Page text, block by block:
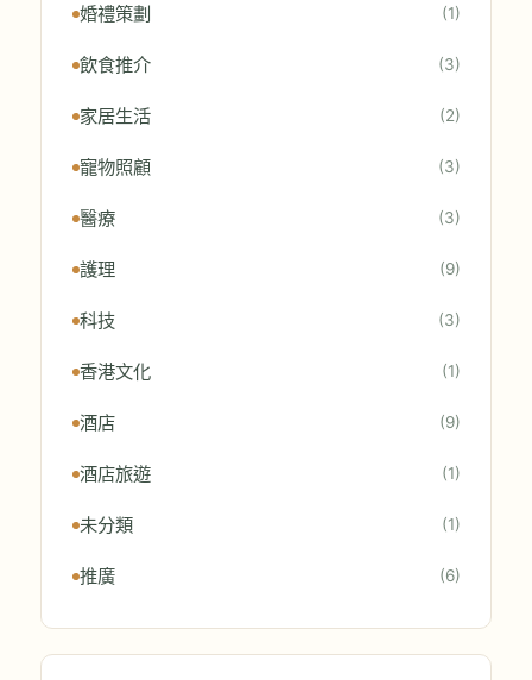
婚禮策劃 (1)
飲食推介 (3)
家居生活 (2)
寵物照顧 (3)
醫療 (3)
護理 (9)
科技 (3)
香港文化 (1)
酒店 (9)
酒店旅遊 (1)
未分類 (1)
推廣 (6)